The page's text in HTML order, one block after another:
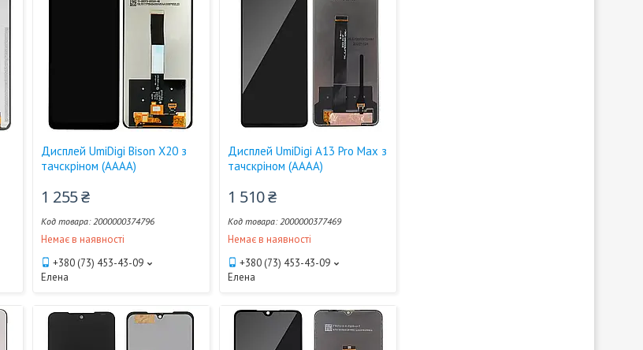
Дисплей UmiDigi Bison X20 з
тачскріном (AAAA)
1 255 ₴
2000000374796
Немає в наявності
+380 (73) 453-43-09
Елена
Дисплей UmiDigi A13 Pro Max з
тачскріном (AAAA)
1 510 ₴
2000000377469
Немає в наявності
+380 (73) 453-43-09
Елена